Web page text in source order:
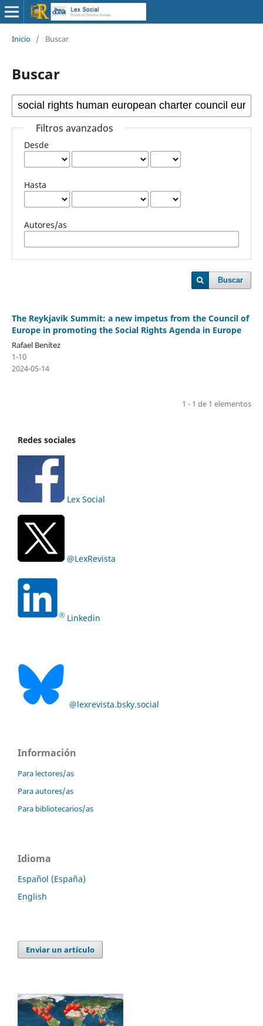
Inicio / Buscar
Buscar
Filtros avanzados
Desde
Hasta
Autores/as
Buscar
The Reykjavik Summit: a new impetus from the Council of
Europe in promoting the Social Rights Agenda in Europe
Rafael Benítez
1-10
2024-05-14
1 - 1 de 1 elementos
Redes sociales
Lex Social
@LexRevista
Linkedin
@lexrevista.bsky.social
Información
Para lectores/as
Para autores/as
Para bibliotecarios/as
Idioma
Español (España)
English
Enviar un artículo